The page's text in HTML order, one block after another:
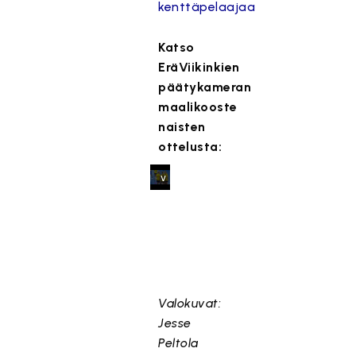
kenttäpelaajaa
Katso
EräViikinkien
päätykameran
maalikooste
naisten
ottelusta:
y
k
o
s
k
a
v
r
k
k
Valokuvat:
Jesse
Peltola